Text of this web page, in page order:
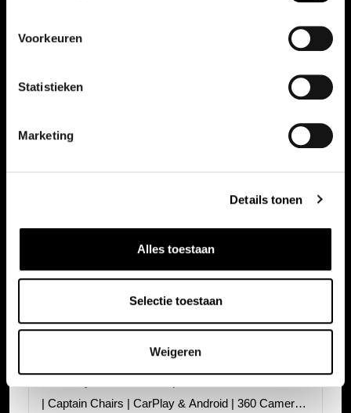
Voorkeuren
Statistieken
Marketing
Details tonen
Alles toestaan
Selectie toestaan
Weigeren
Bekijk ook onze andere auto's
| Captain Chairs | CarPlay & Android | 360 Camera |